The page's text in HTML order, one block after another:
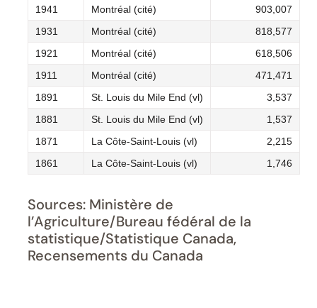
1941
Montréal (cité)
903,007
1931
Montréal (cité)
818,577
1921
Montréal (cité)
618,506
1911
Montréal (cité)
471,471
1891
St. Louis du Mile End (vl)
3,537
1881
St. Louis du Mile End (vl)
1,537
1871
La Côte-Saint-Louis (vl)
2,215
1861
La Côte-Saint-Louis (vl) 1,746
Sources: Ministère de
l’Agriculture/Bureau fédéral de la
statistique/Statistique Canada,
Recensements du Canada